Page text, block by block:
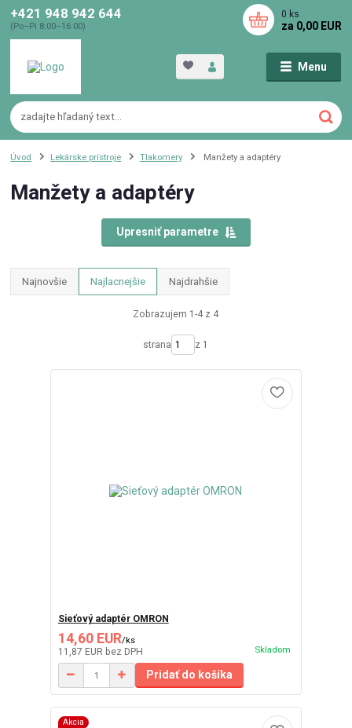
Menu
+421 948 942 644
(Po–Pi 8:00–16:00)
0 ks
za 0,00 EUR
Úvod Lekárske prístroje Tlakomery Manžety a adaptéry
Manžety a adaptéry
Upresniť parametre
Najnovšie Najlacnejšie Najdrahšie
Zobrazujem 1-4 z 4
strana z 1
Sieťový adaptér OMRON
14,60 EUR/ks
11,87 EUR bez DPH Skladom
Pridať do košíka
Akcia